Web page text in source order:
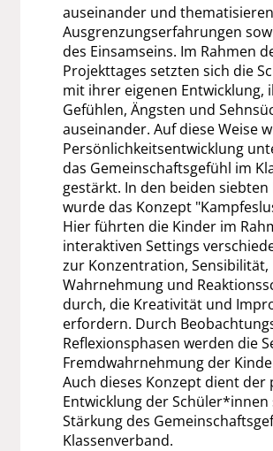
auseinander und thematisieren
Ausgrenzungserfahrungen
des Einsamseins. Im Rahmen
Projekttages setzten sich die
mit ihrer eigenen Entwicklung,
Gefühlen, Ängsten und
auseinander. Auf diese Weise
Persönlichkeitsentwicklung
das Gemeinschaftsgefühl im
gestärkt. In den beiden siebten
wurde das Konzept
Hier führten die Kinder im
interaktiven Settings
zur Konzentration, Sensibilität,
Wahrnehmung und
durch, die Kreativität und
erfordern. Durch
Reflexionsphasen werden die
Fremdwahrnehmung der
Auch dieses Konzept dient der
Entwicklung der Schüler*innen
Stärkung des
Klassenverband.